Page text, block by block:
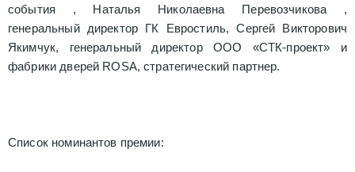
события , Наталья Николаевна Перевозчикова ,
генеральный директор ГК Евростиль, Сергей Викторович
Якимчук, генеральный директор ООО «СТК-проект» и
фабрики дверей ROSA, стратегический партнер.
Список номинантов премии: